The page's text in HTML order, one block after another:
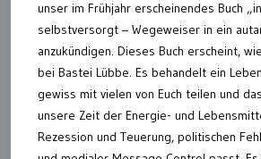
unser im Frühjahr erscheinendes Buch
selbstversorgt – Wegeweiser in ein
anzukündigen. Dieses Buch erscheint,
bei Bastei Lübbe. Es behandelt ein
gewiss mit vielen von Euch teilen und
unsere Zeit der Energie- und
Rezession und Teuerung, politischen